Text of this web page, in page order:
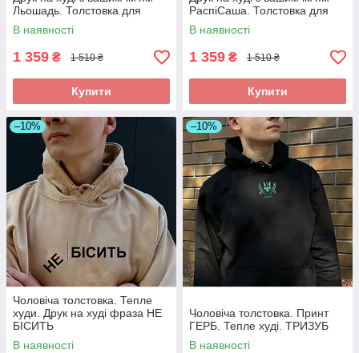
Льошадь. Толстовка для
Льоші..
В наявності
1 359 ₴ 1 510 ₴
Купити
РаспіСаша. Толстовка для
Саші (Олександра)..
В наявності
1 359 ₴ 1 510 ₴
Купити
–10%
Чоловіча толстовка. Тепле
худи. Друк на худі фраза НЕ
БІСИТЬ
В наявності
–10%
Чоловіча толстовка. Принт
ГЕРБ. Тепле худі. ТРИЗУБ
В наявності